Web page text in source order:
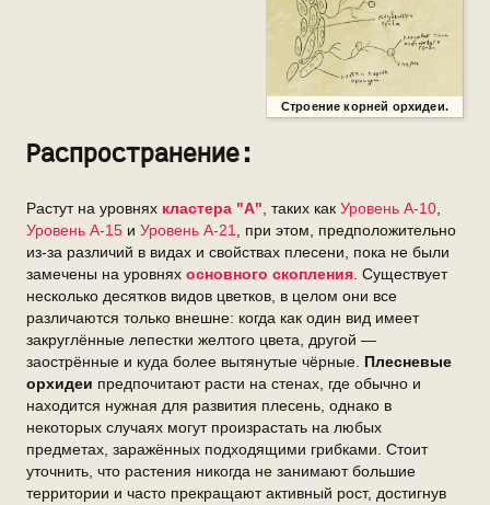
Строение корней орхидеи.
Распространение:
Растут на уровнях кластера "А" , таких как Уровень А-10
Уровень А-15 и Уровень А-21
, при этом, предположительно
из-за различий в видах и свойствах плесени, пока не были
замечены на уровнях основного скопления . Существует
несколько десятков видов цветков, в целом они все
различаются только внешне: когда как один вид имеет
закруглённые лепестки желтого цвета, другой —
заострённые и куда более вытянутые чёрные.
Плесневые
орхидеи предпочитают расти на стенах, где обычно и
находится нужная для развития плесень, однако в
некоторых случаях могут произрастать на любых
предметах, заражённых подходящими грибками. Стоит
уточнить, что растения никогда не занимают большие
территории и часто прекращают активный рост, достигнув